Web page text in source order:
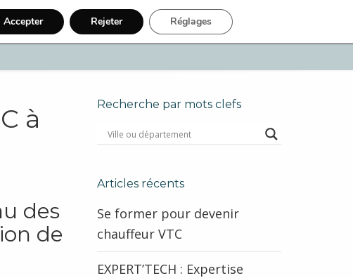
Annuaire Internet Inscription
à
des
de
Recherche par mots clefs
Articles récents
Se former pour devenir
chauffeur VTC
EXPERT’TECH : Expertise
Accepter Rejeter Réglages